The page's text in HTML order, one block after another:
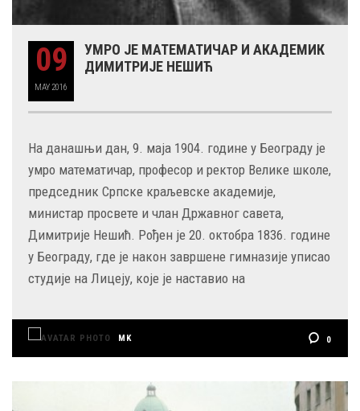
09
MAY 2016
УМРО ЈЕ МАТЕМАТИЧАР И АКАДЕМИК
ДИМИТРИЈЕ НЕШИЋ
На данашњи дан, 9. маја 1904. године у Београду је
умро математичар, професор и ректор Велике школе,
председник Српске краљевске академије,
министар просвете и члан Државног савета,
Димитрије Нешић. Рођен је 20. октобра 1836. године
у Београду, где је након завршене гимназије уписао
студије на Лицеју, које је наставио на
MK 0